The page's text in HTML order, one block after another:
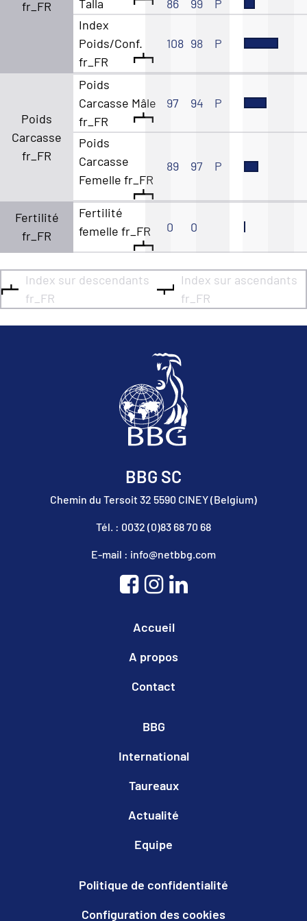
fr_FR Talla 86 99
P
Index
Poids/Conf.
fr_FR
108 98 P
Poids
Carcasse
fr_FR
Poids
Carcasse Mâle
fr_FR
97 94 P
Poids
Carcasse
Femelle fr_FR
89 97 P
Fertilité
fr_FR
Fertilité
femelle fr_FR
0 0
Index sur descendants
fr_FR
Index sur ascendants
fr_FR
BBG SC
Chemin du Tersoit 32 5590 CINEY (Belgium)
Tél. : 0032 (0)83 68 70 68
E-mail : info@netbbg.com
Accueil
A propos
Contact
BBG
International
Taureaux
Actualité
Equipe
Politique de confidentialité
Configuration des cookies